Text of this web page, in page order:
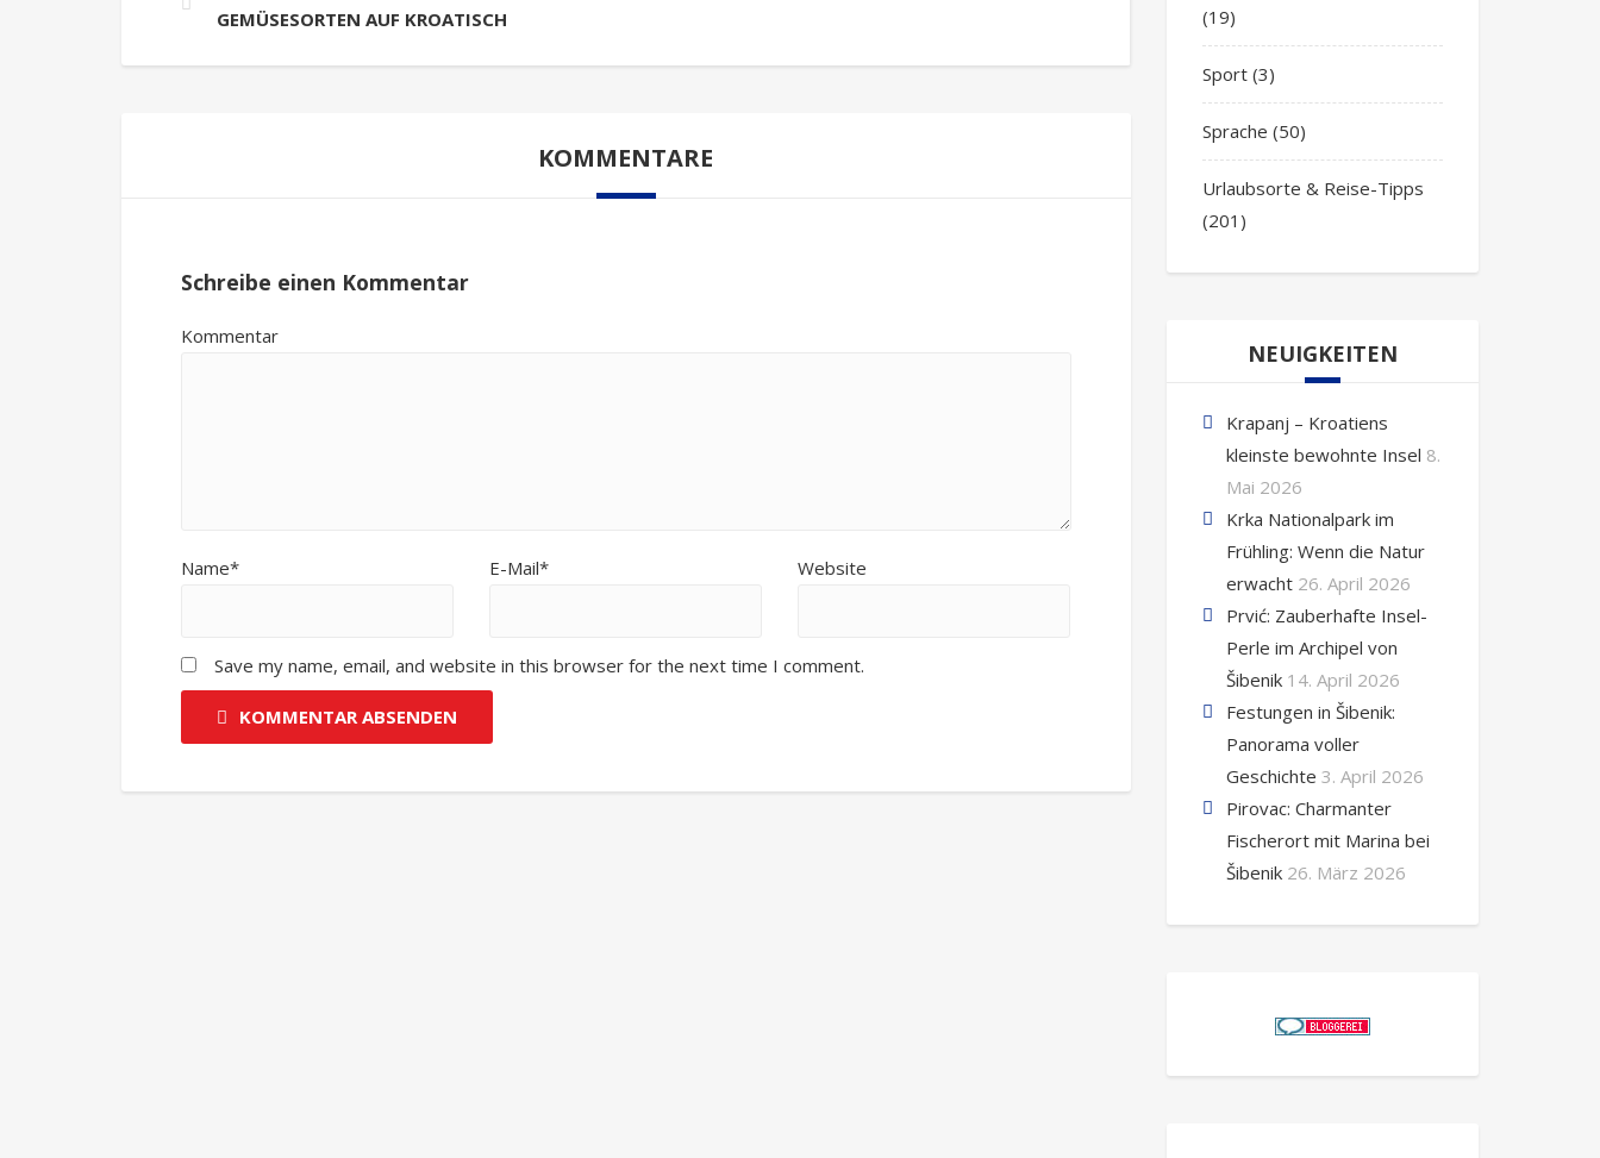
GEMÜSESORTEN AUF KROATISCH
KOMMENTARE
Schreibe einen Kommentar
Kommentar
Name* E-Mail* Website
Save my name, email, and website in this browser for the next time I comment.
KOMMENTAR ABSENDEN
(19)
Sport(3)
Sprache (50)
Urlaubsorte & Reise-Tipps
(201)
NEUIGKEITEN
Krapanj – Kroatiens
kleinste bewohnte Insel 8.
Mai 2026
Krka Nationalpark im
Frühling: Wenn die Natur
erwacht 26. April 2026
Prvić: Zauberhafte Insel-
Perle im Archipel von
Šibenik 14. April 2026
Festungen in Šibenik:
Panorama voller
Geschichte 3. April 2026
Pirovac: Charmanter
Fischerort mit Marina bei
Šibenik 26. März 2026